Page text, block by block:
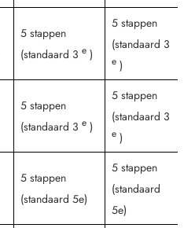
5 stappen
(standaard 3e )
5 stappen
(standaard 3
e )
5 stappen
(standaard 3e )
5 stappen
(standaard 3
e )
5 stappen
(standaard 5e)
5 stappen
(standaard
5e)